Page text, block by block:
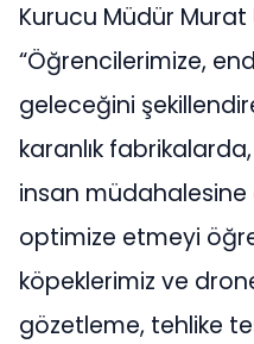
Kurucu Müdür Murat
“Öğrencilerimize,
geleceğini
karanlık
insan
optimize etmeyi
köpeklerimiz ve
gözetleme, tehlike